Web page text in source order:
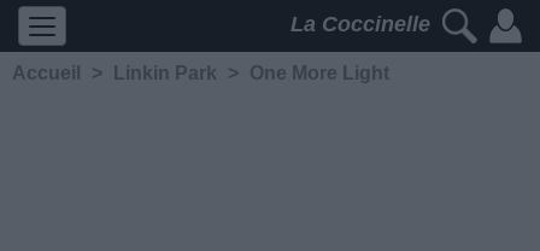
La Coccinelle
Accueil > Linkin Park > One More Light